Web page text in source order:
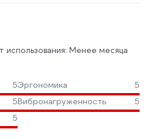
использования: Менее месяца
5Эргономика
5
5Вибронагруженность
5
5